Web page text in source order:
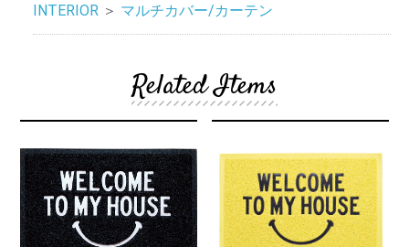
INTERIOR ＞ マルチカバー/カーテン
Related Items